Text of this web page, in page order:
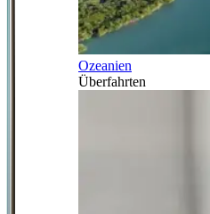
Ozeanien
Überfahrten